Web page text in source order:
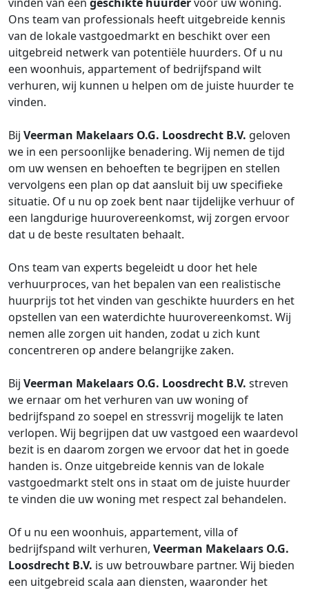
Ons team van professionals heeft uitgebreide kennis
van de lokale vastgoedmarkt en beschikt over een
uitgebreid netwerk van potentiële huurders. Of u nu
een woonhuis, appartement of bedrijfspand wilt
verhuren, wij kunnen u helpen om de juiste huurder te
vinden.
Bij Veerman Makelaars O.G. Loosdrecht B.V. geloven
we in een persoonlijke benadering. Wij nemen de tijd
om uw wensen en behoeften te begrijpen en stellen
vervolgens een plan op dat aansluit bij uw specifieke
situatie. Of u nu op zoek bent naar tijdelijke verhuur of
een langdurige huurovereenkomst, wij zorgen ervoor
dat u de beste resultaten behaalt.
Ons team van experts begeleidt u door het hele
verhuurproces, van het bepalen van een realistische
huurprijs tot het vinden van geschikte huurders en het
opstellen van een waterdichte huurovereenkomst. Wij
nemen alle zorgen uit handen, zodat u zich kunt
concentreren op andere belangrijke zaken.
Bij Veerman Makelaars O.G. Loosdrecht B.V. streven
we ernaar om het verhuren van uw woning of
bedrijfspand zo soepel en stressvrij mogelijk te laten
verlopen. Wij begrijpen dat uw vastgoed een waardevol
bezit is en daarom zorgen we ervoor dat het in goede
handen is. Onze uitgebreide kennis van de lokale
vastgoedmarkt stelt ons in staat om de juiste huurder
te vinden die uw woning met respect zal behandelen.
Of u nu een woonhuis, appartement, villa of
bedrijfspand wilt verhuren, Veerman Makelaars O.G.
Loosdrecht B.V. is uw betrouwbare partner. Wij bieden
een uitgebreid scala aan diensten, waaronder het